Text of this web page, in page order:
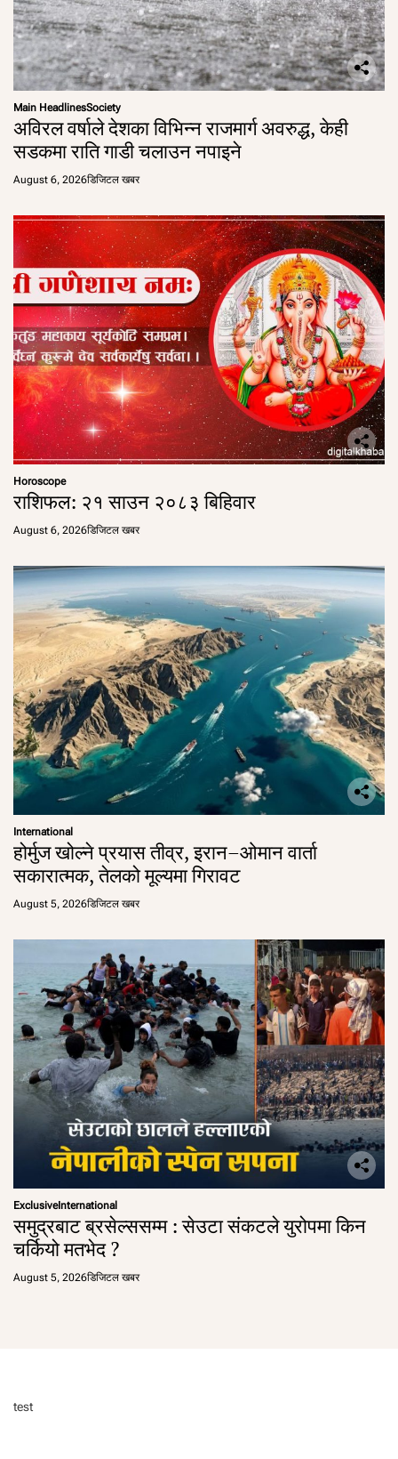
Main HeadlinesSociety
अविरल वर्षाले देशका विभिन्न राजमार्ग अवरुद्ध, केही
सडकमा राति गाडी चलाउन नपाइने
August 6, 2026डिजिटल खबर
Horoscope
राशिफल: २१ साउन २०८३ बिहिवार
August 6, 2026डिजिटल खबर
International
होर्मुज खोल्ने प्रयास तीव्र, इरान–ओमान वार्ता
सकारात्मक, तेलको मूल्यमा गिरावट
August 5, 2026डिजिटल खबर
ExclusiveInternational
समुद्रबाट ब्रसेल्ससम्म : सेउटा संकटले युरोपमा किन
चर्कियो मतभेद ?
August 5, 2026डिजिटल खबर
test